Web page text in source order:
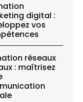
digital :
vos
réseaux
: maîtrisez